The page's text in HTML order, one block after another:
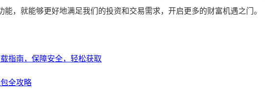
，就能够更好地满足我们的投资和交易需求，开启更多的财富机遇之门。
指南，保障安全，轻松获取
全攻略